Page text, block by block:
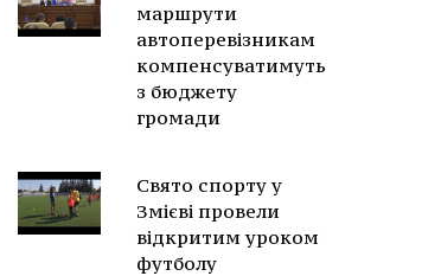
маршрути
автоперевізникам
компенсуватимуть
з бюджету
громади
Свято спорту у
Змієві провели
відкритим уроком
футболу